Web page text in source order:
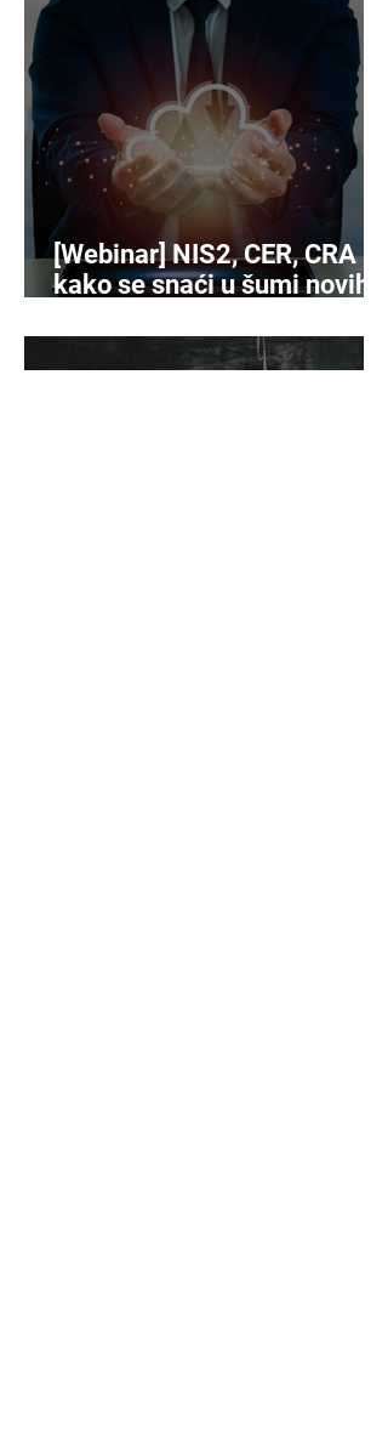
[Webinar] NIS2, CER, CRA -
kako se snaći u šumi novih